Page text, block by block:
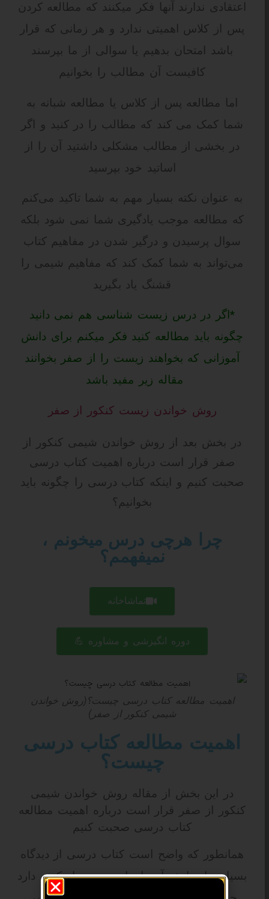
اعتقادی ندارند آنها فکر میکنند که مطالعه کردن
پس از کلاس اهمیتی ندارد و هر زمانی که قرار
باشد امتحان بدهیم یا سوالی از ما بپرسند
کافیست آن مطالب را بخوانیم
اما مطالعه پس از کلاس یا مطالعه شبانه به
شما کمک می کند که مطالب را در کنید و اگر
در بخشی از مطالب مشکلی داشتید آن را از
اساتید خود بپرسید
به عنوان نکته بسیار مهم به شما تاکید می‌کنم
که مطالعه موجب یادگیری شما نمی شود بلکه
سوال پرسیدن و درگیر شدن در مفاهیم کتاب
می‌تواند به شما کمک کند که مفاهیم شیمی را
قشنگ یاد بگیرید
*اگر در درس زیست شناسی هم نمی دانید
چگونه باید مطالعه کنید فکر میکنم برای دانش
آموزانی که بخواهند زیست را از صفر بخوانند
مقاله زیر مفید باشد
روش خواندن زیست کنکور از صفر
در بخش بعد از روش خواندن شیمی کنکور از
صفر قرار است درباره اهمیت کتاب درسی
صحبت کنیم و اینکه کتاب درسی را چگونه باید
بخوانیم؟
چرا هرچی درس میخونم ،
نمیفهمم؟
تماشاخانه
دوره انگیزشی و مشاوره 💪
اهمیت مطالعه کتاب درسی چیست؟(روش خواندن
شیمی کنکور از صفر)
اهمیت مطالعه کتاب درسی
چیست؟
در این بخش از مقاله روش خواندن شیمی
کنکور از صفر قرار است درباره اهمیت مطالعه
کتاب درسی صحبت کنیم
همانطور که واضح است کتاب درسی از دیدگاه
بسیاری از دانش آموزان اهمیت بسیار کمی دارد